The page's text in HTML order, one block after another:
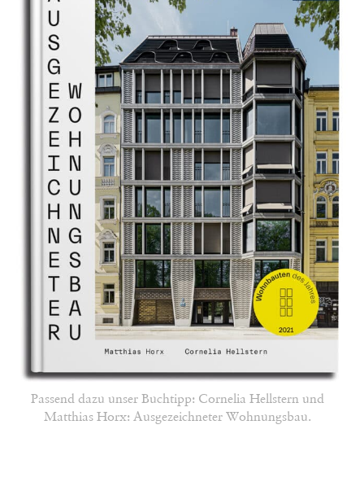
Passend dazu unser Buchtipp: Cornelia Hellstern und
Matthias Horx: Ausgezeichneter Wohnungsbau.